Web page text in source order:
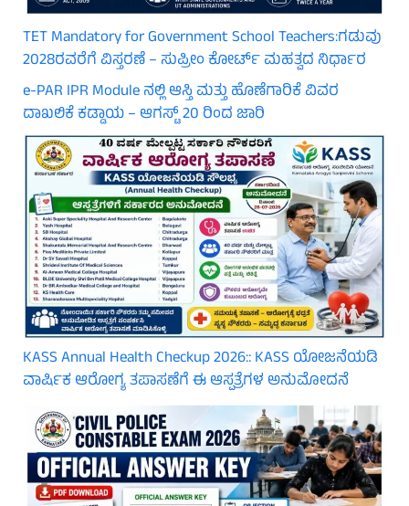
TET Mandatory for Government School Teachers:ಗಡುವು
2028ರವರೆಗೆ ವಿಸ್ತರಣೆ – ಸುಪ್ರೀಂ ಕೋರ್ಟ್ ಮಹತ್ವದ ನಿರ್ಧಾರ
e-PAR IPR Module ನಲ್ಲಿ ಆಸ್ತಿ ಮತ್ತು ಹೊಣೆಗಾರಿಕೆ ವಿವರ
ದಾಖಲಿಕೆ ಕಡ್ಡಾಯ – ಆಗಸ್ಟ್ 20 ರಿಂದ ಜಾರಿ
KASS Annual Health Checkup 2026:: KASS ಯೋಜನೆಯಡಿ
ವಾರ್ಷಿಕ ಆರೋಗ್ಯ ತಪಾಸಣೆಗೆ ಈ ಆಸ್ಪತ್ರೆಗಳ ಅನುಮೋದನೆ